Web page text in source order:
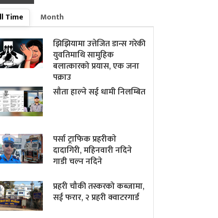
Time
Month
झिझियामा उत्तेजित डान्स गरेकी
युवतिमाथि सामुहिक
बलात्कारको प्रयास, एक जना
पक्राउ
सौता हाल्ने सई धामी निलम्बित
पर्सा ट्राफिक प्रहरीकाे
दादागिरी, महिनवारी नदिने
गाडी चल्न नदिने
प्रहरी चौकी तस्करको कब्जामा,
सई फरार, २ प्रहरी क्वाटरगार्ड